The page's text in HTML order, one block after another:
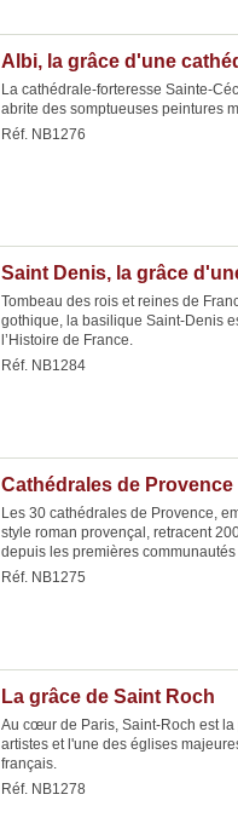
Albi, la grâce d'une
La cathédrale-forteresse Sainte-
abrite des somptueuses peintures
Réf. NB1276
Saint Denis, la grâce
Tombeau des rois et reines de
gothique, la basilique Saint-Denis
l’Histoire de France.
Réf. NB1284
Cathédrales de Provence
Les 30 cathédrales de Provence,
style roman provençal, retracent
depuis les premières
Réf. NB1275
La grâce de Saint Roch
Au cœur de Paris, Saint-Roch est
artistes et l'une des églises
français.
Réf. NB1278